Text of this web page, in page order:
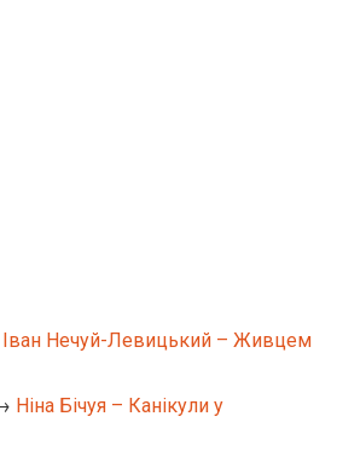
Іван Нечуй-Левицький – Живцем
Ніна Бічуя – Канікули у